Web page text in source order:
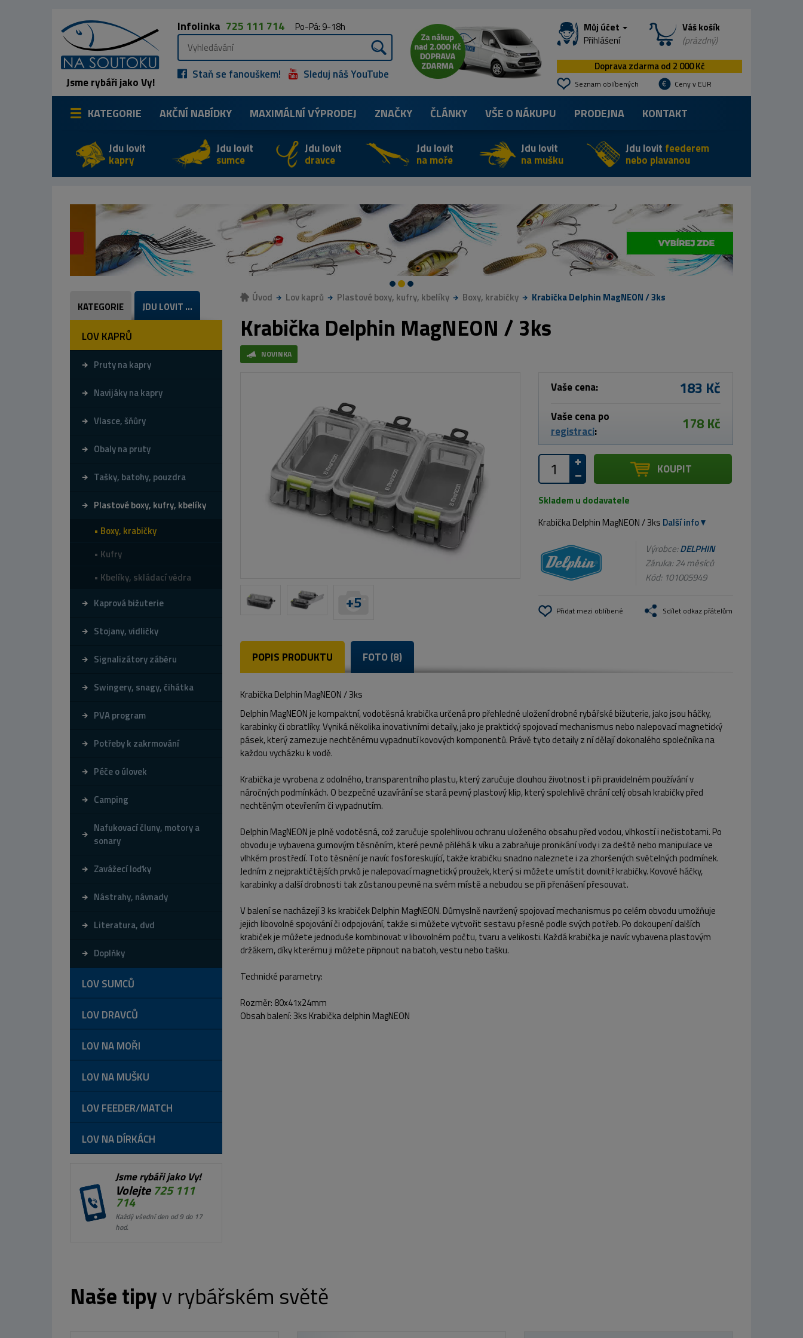
Jsme rybáři jako Vy!
Infolinka 725 111 714 Po-Pá: 9-18h
Staň se fanouškem! Sleduj náš YouTube
Můj účet
Přihlášení
Váš košík
(prázdný)
Doprava zdarma od 2 000 Kč
Seznam oblíbených Ceny v EUR
KATEGORIE AKČNÍ NABÍDKY MAXIMÁLNÍVÝPRODEJ ZNAČKY ČLÁNKY VŠE O NÁKUPU PRODEJNA KONTAKT
Jdu lovit
kapry
Jdu lovit
sumce
Jdu lovit
dravce
Jdu lovit
na moře
Jdu lovit
na mušku
Jdu lovit feederem
nebo plavanou
KATEGORIE JDU LOVIT ...
LOV KAPRŮ
Pruty na kapry
Navijáky na kapry
Vlasce, šňůry
Obaly na pruty
Tašky, batohy, pouzdra
Plastové boxy, kufry, kbelíky
Boxy, krabičky
Kufry
Kbelíky, skládací vědra
Kaprová bižuterie
Stojany, vidličky
Signalizátory záběru
Swingery, snagy, čihátka
PVA program
Potřeby k zakrmování
Péče o úlovek
Camping
Nafukovací čluny, motory a
sonary
Zavážecí loďky
Nástrahy, návnady
Literatura, dvd
Doplňky
LOV SUMCŮ
LOV DRAVCŮ
LOV NA MOŘI
LOV NA MUŠKU
LOV FEEDER/MATCH
LOV NA DÍRKÁCH
Jsme rybáři jako Vy!
Volejte725 111
714
Každý všední den od 9 do 17
hod.
Úvod Lov kaprů Plastové boxy, kufry, kbelíky Boxy, krabičky Krabička Delphin MagNEON / 3ks
Krabička Delphin MagNEON / 3ks
NOVINKA
+5
Vaše cena: 183 Kč
Vaše cena po
registraci: 178 Kč
KOUPIT
Skladem u dodavatele
Krabička Delphin MagNEON / 3ks Další info
Výrobce:DELPHIN
Záruka: 24 měsíců
Kód: 101005949
Přidat mezi oblíbené Sdílet odkaz přátelům
POPIS PRODUKTU FOTO (8)
Krabička Delphin MagNEON / 3ks
Delphin MagNEON je kompaktní, vodotěsná krabička určená pro přehledné uložení drobné rybářské bižuterie, jako jsou háčky,
karabinky či obratlíky. Vyniká několika inovativními detaily, jako je praktický spojovací mechanismus nebo nalepovací magnetický
pásek, který zamezuje nechtěnému vypadnutí kovových komponentů. Právě tyto detaily z ní dělají dokonalého společníka na
každou vycházku k vodě.
Krabička je vyrobena z odolného, transparentního plastu, který zaručuje dlouhou životnost i při pravidelném používání v
náročných podmínkách. O bezpečné uzavírání se stará pevný plastový klip, který spolehlivě chrání celý obsah krabičky před
nechtěným otevřením či vypadnutím.
Delphin MagNEON je plně vodotěsná, což zaručuje spolehlivou ochranu uloženého obsahu před vodou, vlhkostí i nečistotami. Po
obvodu je vybavena gumovým těsněním, které pevně přiléhá k víku a zabraňuje pronikání vody i za deště nebo manipulace ve
vlhkém prostředí. Toto těsnění je navíc fosforeskující, takže krabičku snadno naleznete i za zhoršených světelných podmínek.
Jedním z nejpraktičtějších prvků je nalepovací magnetický proužek, který si můžete umístit dovnitř krabičky. Kovové háčky,
karabinky a další drobnosti tak zůstanou pevně na svém místě a nebudou se při přenášení přesouvat.
V balení se nacházejí 3 ks krabiček Delphin MagNEON. Důmyslně navržený spojovací mechanismus po celém obvodu umožňuje
jejich libovolné spojování či odpojování, takže si můžete vytvořit sestavu přesně podle svých potřeb. Po dokoupení dalších
krabiček je můžete jednoduše kombinovat v libovolném počtu, tvaru a velikosti. Každá krabička je navíc vybavena plastovým
držákem, díky kterému ji můžete připnout na batoh, vestu nebo tašku.
Technické parametry:
Rozměr: 80x41x24mm
Obsah balení: 3ks Krabička delphin MagNEON
Naše tipyv rybářském světě